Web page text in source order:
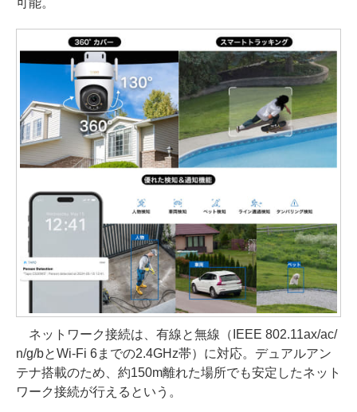
可能。
ネットワーク接続は、有線と無線（IEEE 802.11ax/ac/
n/g/bとWi-Fi 6までの2.4GHz帯）に対応。デュアルアン
テナ搭載のため、約150m離れた場所でも安定したネット
ワーク接続が行えるという。